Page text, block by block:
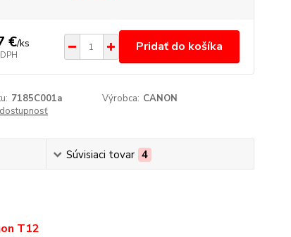
€/ks Pridať do košíka
7185C001a Výrobca: CANON
Súvisiaci tovar 4
T12